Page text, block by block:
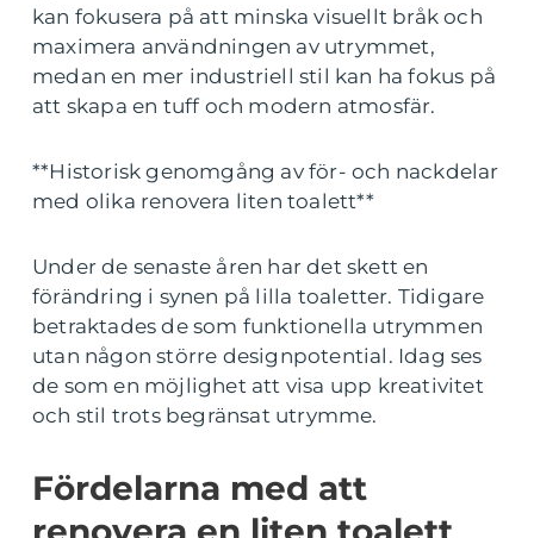
kan fokusera på att minska visuellt bråk och
maximera användningen av utrymmet,
medan en mer industriell stil kan ha fokus på
att skapa en tuff och modern atmosfär.
**Historisk genomgång av för- och nackdelar
med olika renovera liten toalett**
Under de senaste åren har det skett en
förändring i synen på lilla toaletter. Tidigare
betraktades de som funktionella utrymmen
utan någon större designpotential. Idag ses
de som en möjlighet att visa upp kreativitet
och stil trots begränsat utrymme.
Fördelarna med att